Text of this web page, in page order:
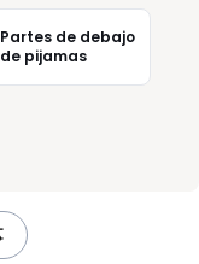
Partes de debajo
de pijamas